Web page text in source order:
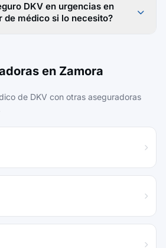
DKV en urgencias en
de médico si lo necesito?
en Zamora
de DKV con otras aseguradoras